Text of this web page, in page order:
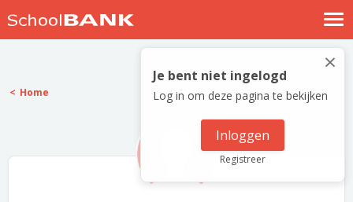
Nostalgische verhalen
Log in
Meld je gratis aan
×
Je bent niet ingelogd
Log in om deze pagina te bekijken
Inloggen
Registreer
Home